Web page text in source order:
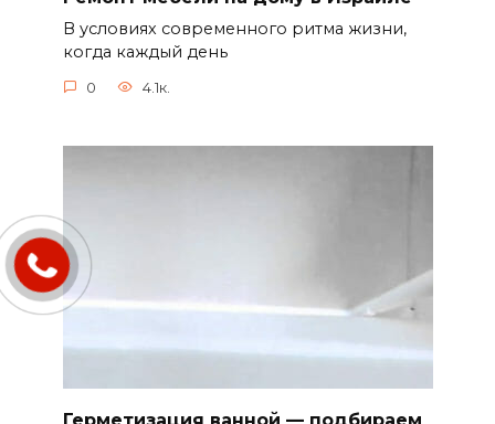
В условиях современного ритма жизни,
когда каждый день
0 4.1к.
Герметизация ванной — подбираем